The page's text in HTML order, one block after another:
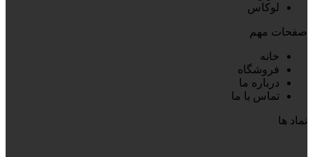
لوکاس
صفحات مهم
خانه
فروشگاه
درباره ما
تماس با ما
نماد ها